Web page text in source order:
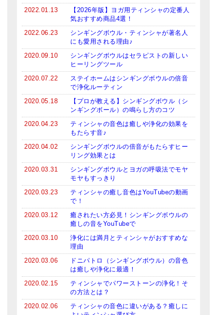
アウトレット
オリジナルグッズ
神々とつながるジュエリー
ヒーリング・マンダラポスター
ロゴステッカー・ポストカード各種
亡命チベット人尼僧のお守り・チャーム
チベット・マントラ・ヒーリングCD
ギフトラッピング
シンギングボウル講座
倍音呼吸法レッスン
中級講座
上級講座
ビギナー講師・養成講座
アマナマナとは
2022.01.13
【2026年版】ヨガ用ティンシャの定番人
気おすすめ商品4選！
2022.06.23
シンギングボウル・ティンシャが著名人
にも愛用される理由♪
2020.09.10
シンギングボウルはセラピストの新しい
ヒーリングツール
2020.07.22
ステイホームはシンギングボウルの倍音
で浄化ルーティン
2020.05.18
【プロが教える】シンギングボウル（シ
ンギングボール）の鳴らし方のコツ
2020.04.23
ティンシャの音色は癒しや浄化の効果を
もたらす音♪
2020.04.02
シンギングボウルの倍音がもたらすヒー
リング効果とは
2020.03.31
シンギングボウルとヨガの呼吸法でモヤ
モヤもすっきり
2020.03.23
ティンシャの癒し音色はYouTubeの動画
で！
2020.03.12
癒されたい方必見！シンギングボウルの
癒しの音をYouTubeで
2020.03.10
浄化には満月とティンシャがおすすめな
理由
2020.03.06
ドニパトロ（シンギングボウル）の音色
は癒しや浄化に最適！
2020.02.15
ティンシャでパワーストーンの浄化！そ
の方法とは？
2020.02.06
ティンシャの音色に違いがある？癒しに